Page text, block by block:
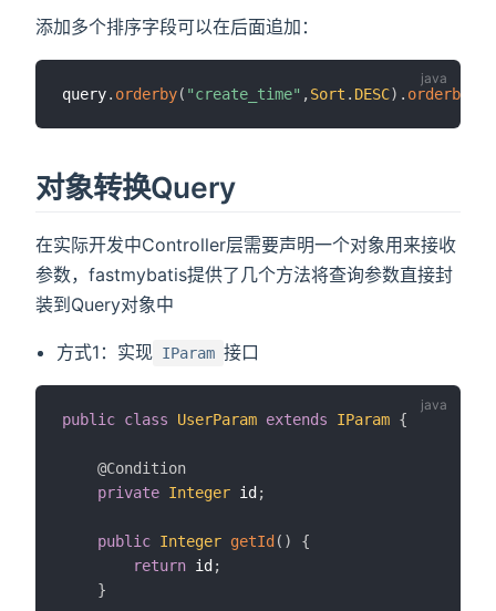
添加多个排序字段可以在后面追加：
query. orderby( "create_time" ,Sort . DESC) . orderby
对象转换Query
在实际开发中Controller层需要声明一个对象用来接收
参数，fastmybatis提供了几个方法将查询参数直接封
装到Query对象中
方式1：实现 IParam 接口
public class UserParam extends IParam {
@Condition
private Integer id ;
public Integer getId ( )
{
return id ;
}